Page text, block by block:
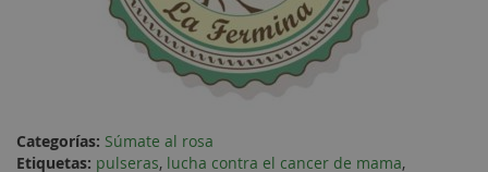
Categorías: Súmate al rosa
Etiquetas: pulseras, lucha contra el cancer de mama,